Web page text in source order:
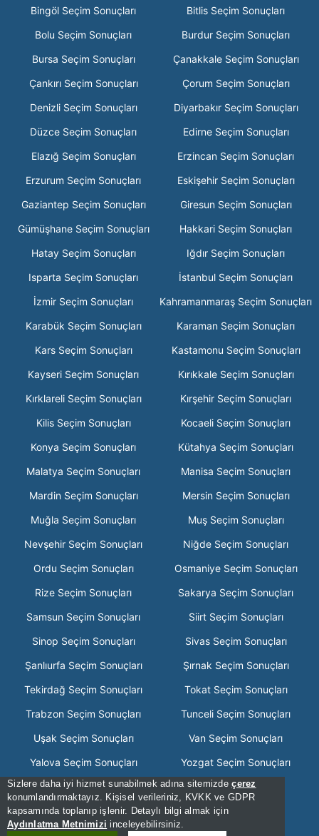
Sizlere daha iyi hizmet sunabilmek adına sitemizdeçerez
konumlandırmaktayız. Kişisel verileriniz, KVKK ve GDPR
kapsamında toplanıp işlenir. Detaylı bilgi almak için
Aydınlatma Metnimizi inceleyebilirsiniz.
Bingöl Seçim Sonuçları
Bitlis Seçim Sonuçları
Bolu Seçim Sonuçları
Burdur Seçim Sonuçları
Bursa Seçim Sonuçları
Çanakkale Seçim Sonuçları
Çankırı Seçim Sonuçları
Çorum Seçim Sonuçları
Denizli Seçim Sonuçları
Diyarbakır Seçim Sonuçları
Düzce Seçim Sonuçları
Edirne Seçim Sonuçları
Elazığ Seçim Sonuçları
Erzincan Seçim Sonuçları
Erzurum Seçim Sonuçları
Eskişehir Seçim Sonuçları
Gaziantep Seçim Sonuçları
Giresun Seçim Sonuçları
Gümüşhane Seçim Sonuçları
Hakkari Seçim Sonuçları
Hatay Seçim Sonuçları
Iğdır Seçim Sonuçları
Isparta Seçim Sonuçları
İstanbul Seçim Sonuçları
İzmir Seçim Sonuçları
Kahramanmaraş Seçim Sonuçları
Karabük Seçim Sonuçları
Karaman Seçim Sonuçları
Kars Seçim Sonuçları
Kastamonu Seçim Sonuçları
Kayseri Seçim Sonuçları
Kırıkkale Seçim Sonuçları
Kırklareli Seçim Sonuçları
Kırşehir Seçim Sonuçları
Kilis Seçim Sonuçları
Kocaeli Seçim Sonuçları
Konya Seçim Sonuçları
Kütahya Seçim Sonuçları
Malatya Seçim Sonuçları
Manisa Seçim Sonuçları
Mardin Seçim Sonuçları
Mersin Seçim Sonuçları
Muğla Seçim Sonuçları
Muş Seçim Sonuçları
Nevşehir Seçim Sonuçları
Niğde Seçim Sonuçları
Ordu Seçim Sonuçları
Osmaniye Seçim Sonuçları
Rize Seçim Sonuçları
Sakarya Seçim Sonuçları
Samsun Seçim Sonuçları
Siirt Seçim Sonuçları
Sinop Seçim Sonuçları
Sivas Seçim Sonuçları
Şanlıurfa Seçim Sonuçları
Şırnak Seçim Sonuçları
Tekirdağ Seçim Sonuçları
Tokat Seçim Sonuçları
Trabzon Seçim Sonuçları
Tunceli Seçim Sonuçları
Uşak Seçim Sonuçları
Van Seçim Sonuçları
Yalova Seçim Sonuçları
Yozgat Seçim Sonuçları
Zonguldak Seçim Sonuçları
[Hata Bildir] - 19:10:07 - .2